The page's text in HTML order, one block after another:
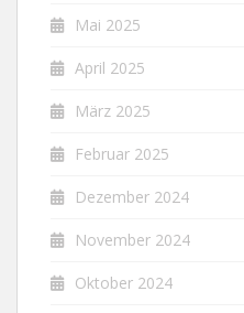
Mai 2025
April 2025
März 2025
Februar 2025
Dezember 2024
November 2024
Oktober 2024